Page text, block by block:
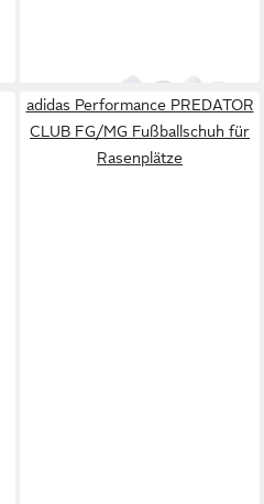
Kunstrasenplätzen
adidas Performance PREDATOR
CLUB FG/MG Fußballschuh für
Rasenplätze